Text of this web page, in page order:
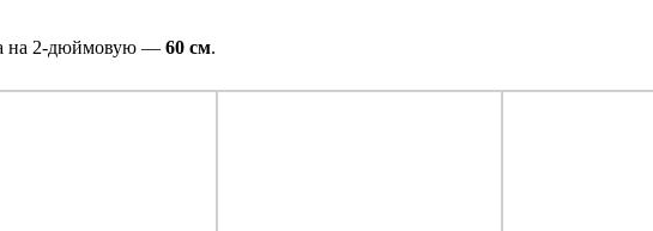
на 2-дюймовую — 60 см.